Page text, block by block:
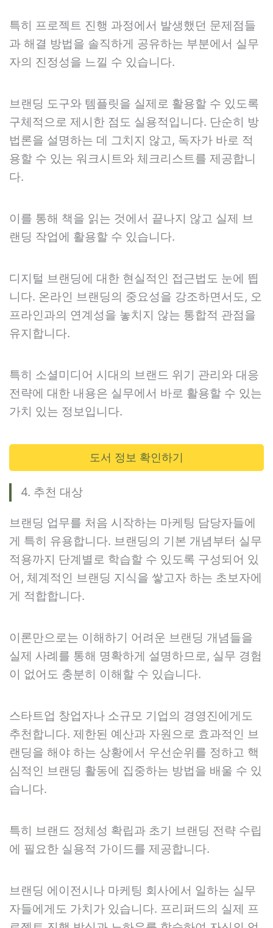
특히 프로젝트 진행 과정에서 발생했던 문제점들
과 해결 방법을 솔직하게 공유하는 부분에서 실무
자의 진정성을 느낄 수 있습니다.
브랜딩 도구와 템플릿을 실제로 활용할 수 있도록
구체적으로 제시한 점도 실용적입니다. 단순히 방
법론을 설명하는 데 그치지 않고, 독자가 바로 적
용할 수 있는 워크시트와 체크리스트를 제공합니
다.
이를 통해 책을 읽는 것에서 끝나지 않고 실제 브
랜딩 작업에 활용할 수 있습니다.
디지털 브랜딩에 대한 현실적인 접근법도 눈에 띕
니다. 온라인 브랜딩의 중요성을 강조하면서도, 오
프라인과의 연계성을 놓치지 않는 통합적 관점을
유지합니다.
특히 소셜미디어 시대의 브랜드 위기 관리와 대응
전략에 대한 내용은 실무에서 바로 활용할 수 있는
가치 있는 정보입니다.
도서 정보 확인하기
4. 추천 대상
브랜딩 업무를 처음 시작하는 마케팅 담당자들에
게 특히 유용합니다. 브랜딩의 기본 개념부터 실무
적용까지 단계별로 학습할 수 있도록 구성되어 있
어, 체계적인 브랜딩 지식을 쌓고자 하는 초보자에
게 적합합니다.
이론만으로는 이해하기 어려운 브랜딩 개념들을
실제 사례를 통해 명확하게 설명하므로, 실무 경험
이 없어도 충분히 이해할 수 있습니다.
스타트업 창업자나 소규모 기업의 경영진에게도
추천합니다. 제한된 예산과 자원으로 효과적인 브
랜딩을 해야 하는 상황에서 우선순위를 정하고 핵
심적인 브랜딩 활동에 집중하는 방법을 배울 수 있
습니다.
특히 브랜드 정체성 확립과 초기 브랜딩 전략 수립
에 필요한 실용적 가이드를 제공합니다.
브랜딩 에이전시나 마케팅 회사에서 일하는 실무
자들에게도 가치가 있습니다. 프리퍼드의 실제 프